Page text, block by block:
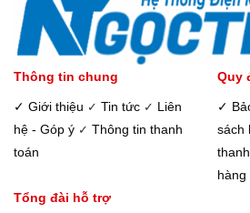
Thông tin chung
✓ Giới thiệu ✓ Tin tức ✓ Liên
hệ - Góp ý ✓ Thông tin thanh
toán
Quy
✓
sách
hàng
Tổng đài hỗ trợ